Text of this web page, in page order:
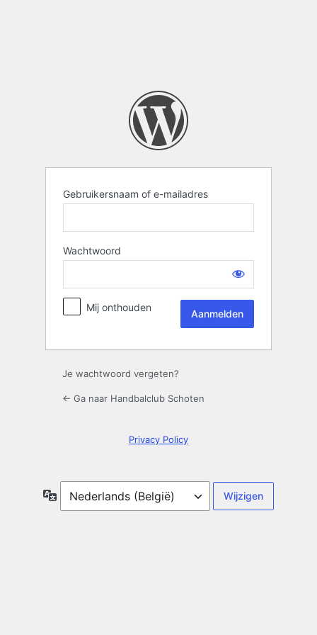
Aanmelden
Gebruikersnaam of e-mailadres
Wachtwoord
Mij onthouden
Je wachtwoord vergeten?
← Ga naar Handbalclub Schoten
Privacy Policy
Taal